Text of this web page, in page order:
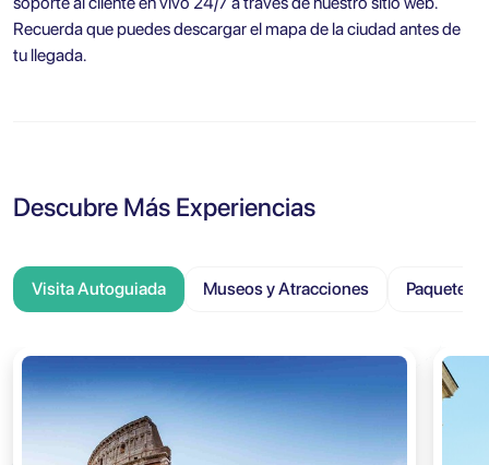
Recuerda que puedes descargar el mapa de la ciudad antes de
tu llegada.
Descubre Más Experiencias
Visita Autoguiada Museos y Atracciones Paquete